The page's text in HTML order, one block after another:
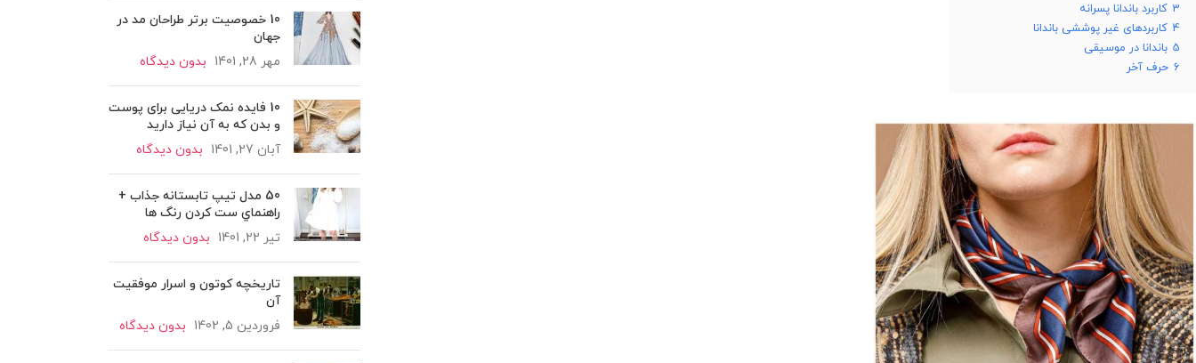
3 کاربرد باندانا پسرانه
4 کاربردهای غیر پوششی باندانا
5 باندانا در موسیقی
6 حرف آخر
10 خصوصیت برتر طراحان مد در
جهان
مهر 28, 1401
بدون دیدگاه
10 فایده نمک دریایی برای پوست
و بدن که به آن نیاز دارید
آبان 27, 1401
بدون دیدگاه
50 مدل تیپ تابستانه جذاب +
راهنماي ست كردن رنگ ها
تیر 22, 1401
بدون دیدگاه
تاریخچه کوتون و اسرار موفقیت
آن
فروردین 5, 1402
بدون دیدگاه